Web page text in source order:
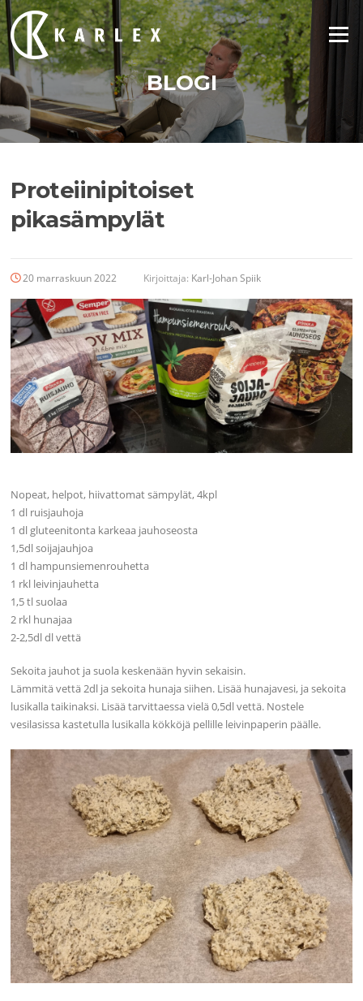
Siirry
suoraan
sisältöön
Valikko
BLOGI
Proteiinipitoiset
pikasämpylät
20 marraskuun 2022 Kirjoittaja: Karl-Johan Spiik
Nopeat, helpot, hiivattomat sämpylät, 4kpl
1 dl ruisjauhoja
1 dl gluteenitonta karkeaa jauhoseosta
1,5dl soijajauhjoa
1 dl hampunsiemenrouhetta
1 rkl leivinjauhetta
1,5 tl suolaa
2 rkl hunajaa
2-2,5dl dl vettä
Sekoita jauhot ja suola keskenään hyvin sekaisin.
Lämmitä vettä 2dl ja sekoita hunaja siihen. Lisää hunajavesi, ja sekoita
lusikalla taikinaksi. Lisää tarvittaessa vielä 0,5dl vettä. Nostele
vesilasissa kastetulla lusikalla kökköjä pellille leivinpaperin päälle.